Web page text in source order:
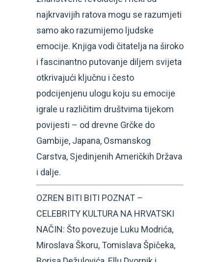
najkrvavijih ratova mogu se razumjeti
samo ako razumijemo ljudske
emocije. Knjiga vodi čitatelja na široko
i fascinantno putovanje diljem svijeta
otkrivajući ključnu i često
podcijenjenu ulogu koju su emocije
igrale u različitim društvima tijekom
povijesti – od drevne Grčke do
Gambije, Japana, Osmanskog
Carstva, Sjedinjenih Američkih Država
i dalje.
OZREN BITI BITI POZNAT –
CELEBRITY KULTURA NA HRVATSKI
NAČIN: Što povezuje Luku Modrića,
Miroslava Škoru, Tomislava Špičeka,